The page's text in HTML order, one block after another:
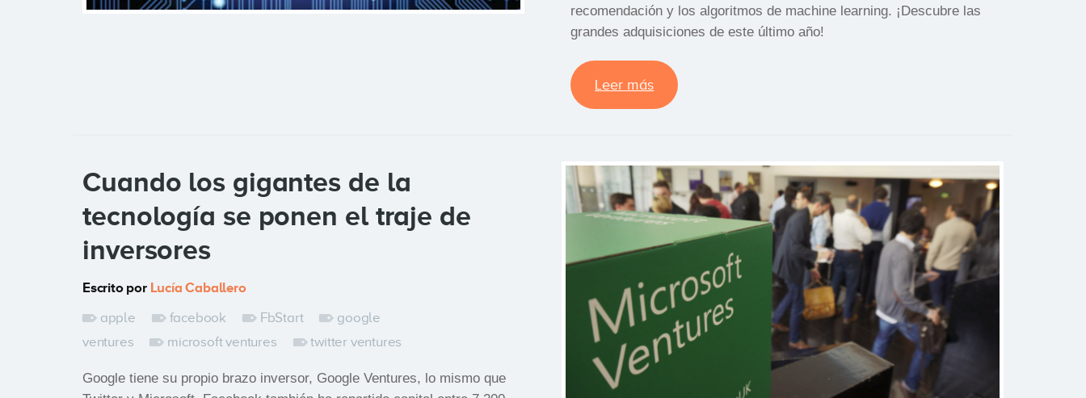
recomendación y los algoritmos de machine learning. ¡Descubre las
grandes adquisiciones de este último año!
Leer más
Cuando los gigantes de la
tecnología se ponen el traje de
inversores
Escrito por Lucía Caballero
apple
facebook FbStart
google
ventures
microsoft ventures twitter ventures
Google tiene su propio brazo inversor, Google Ventures, lo mismo que